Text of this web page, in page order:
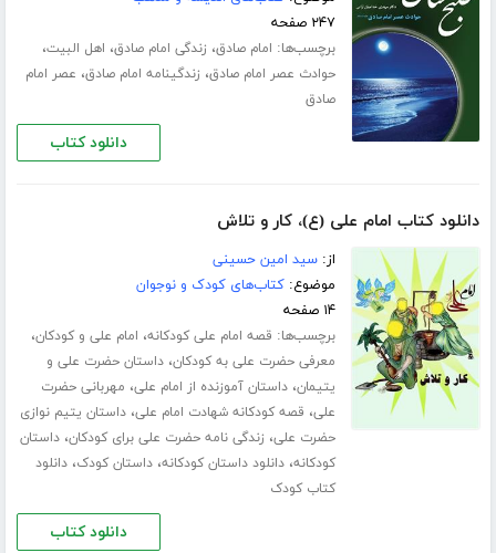
۲۴۷ صفحه
برچسب‌ها: امام صادق، زندگی امام صادق، اهل البیت،
حوادث عصر امام صادق، زندگینامه امام صادق، عصر امام
صادق
دانلود کتاب
دانلود کتاب امام علی (ع)، کار و تلاش
از:سید امین حسینی
موضوع:کتاب‌های کودک و نوجوان
۱۴ صفحه
برچسب‌ها: قصه امام علی کودکانه، امام علی و کودکان،
معرفی حضرت علی به کودکان،داستان حضرت علی و
یتیمان،داستان آموزنده از امام علی، مهربانی حضرت
علی، قصه کودکانه شهادت امام علی،داستان یتیم نوازی
حضرت علی، زندگی نامه حضرت علی برای کودکان،داستان
کودکانه،دانلود داستان کودکانه،داستان کودک،دانلود
کتاب کودک
دانلود کتاب